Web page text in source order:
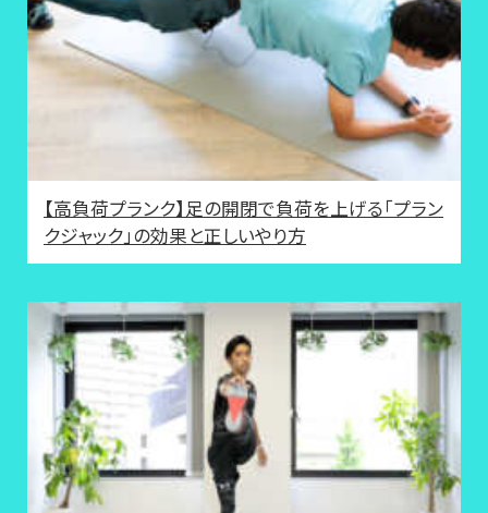
【高負荷プランク】足の開閉で負荷を上げる「プラン
クジャック」の効果と正しいやり方